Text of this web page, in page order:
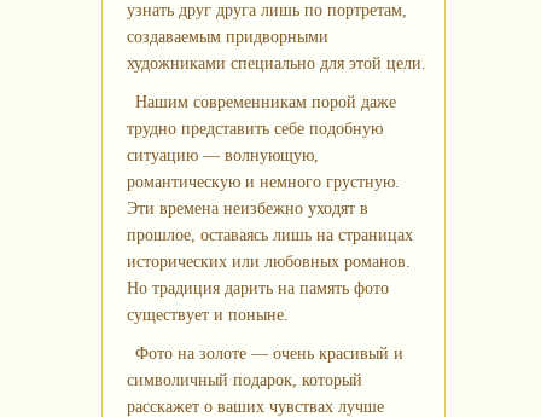
узнать друг друга лишь по портретам,
создаваемым придворными
художниками специально для этой цели.
Нашим современникам порой даже
трудно представить себе подобную
ситуацию — волнующую,
романтическую и немного грустную.
Эти времена неизбежно уходят в
прошлое, оставаясь лишь на страницах
исторических или любовных романов.
Но традиция дарить на память фото
существует и поныне.
Фото на золоте — очень красивый и
символичный подарок, который
расскажет о ваших чувствах лучше